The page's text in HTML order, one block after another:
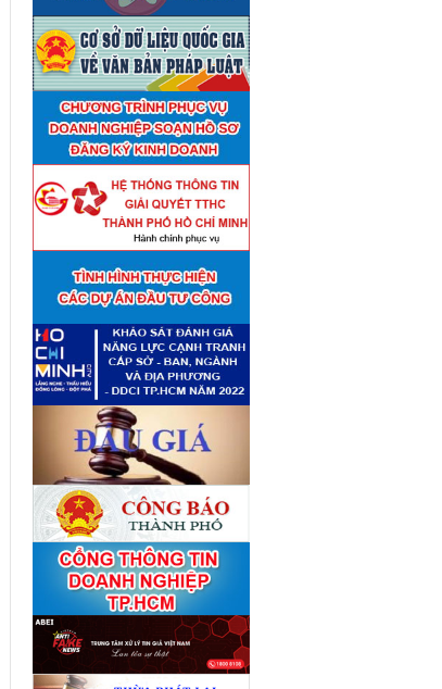
Thuê đơn vị tư vấn thẩm định
giá tài sản theo 09 Yêu cầu
định giá tài sản (04/08)
■ Quyết định số 4489/QĐ-
UBND ngày 21 tháng 7 năm
2026 của Ủy ban nhân dân
Thành phố về việc công bố
danh mục thủ tục hành chính
bị bãi bỏ lĩnh vực Công nghệ
thông tin thuộc phạm vi chức
năng quản lý của Sở Tài
chính (27/07)
Quyết định số 4477/QĐ-
UBND ngày 20 tháng 7 năm
2026 của Ủy ban nhân dân
Thành phố về việc công bố
danh mục thủ tục hành chính
nội bộ mới ban hành lĩnh vực
Công nghệ thông tin thuộc
phạm vi chức năng quản lý
của Sở Tài chính (27/07)
■ Thuê đơn vị tư vấn thẩm định
giá số C45701 (lần 2)
(27/07)
Thuê đơn vị tư vấn thẩm định
giá số 38965 (27/07)